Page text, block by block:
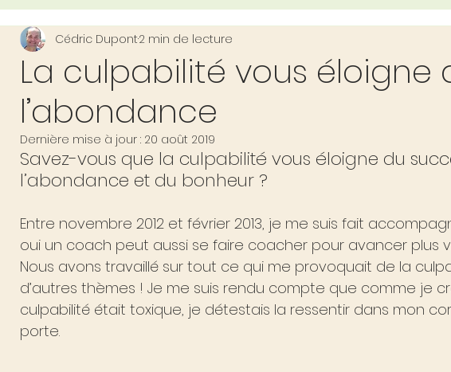
La culpabilité vous éloigne
l’abondance
Cédric Dupont2 min de lecture
Dernière mise à jour : 20 août 2019
Savez-vous que la culpabilité vous éloigne du
l’abondance et du bonheur ?
Entre novembre 2012 et février 2013, je me suis fait
oui un coach peut aussi se faire coacher pour avancer plus
Nous avons travaillé sur tout ce qui me provoquait de la
d’autres thèmes ! Je me suis rendu compte que comme je
culpabilité était toxique, je détestais la ressentir dans mon
porte.